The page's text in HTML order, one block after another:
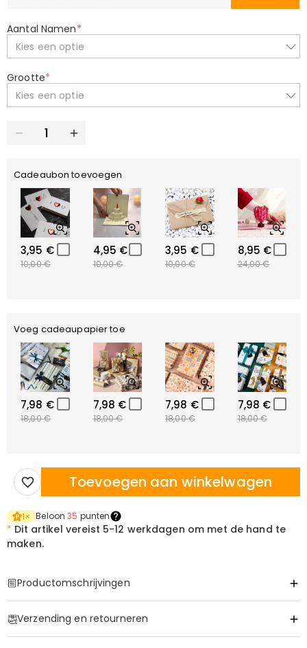
Aantal Namen*
Kies een optie
Grootte*
Kies een optie
Cadeaubon toevoegen
3,95 €
10,00 €
4,95 €
10,00 €
3,95 €
10,00 €
8,95 €
24,00 €
Voeg cadeaupapier toe
7,98 €
18,00 €
7,98 €
18,00 €
7,98 €
18,00 €
7,98 €
18,00 €
Toevoegen aan winkelwagen
1× Beloon35 punten
* Dit artikel vereist 5-12 werkdagen om met de hand te
maken.
Productomschrijvingen
Basis Informatie
Ander materiaal:Flanel
Verzending en retourneren